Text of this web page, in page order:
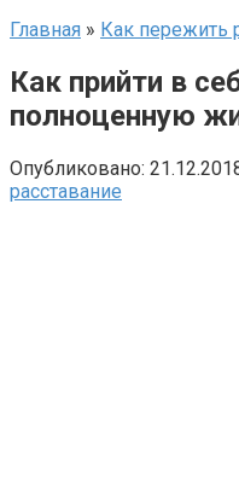
Главная » Как пережить
Как прийти в
полноценную
Опубликовано:
расставание